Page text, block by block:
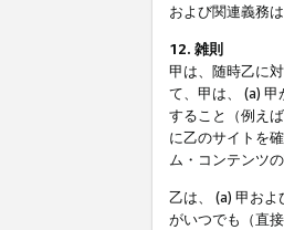
および関連義務は
12. 雑則
甲は、随時乙に
て、甲は、 (a)
すること（例え
に乙のサイトを
ム・コンテンツ
乙は、 (a) 甲お
がいつでも（直